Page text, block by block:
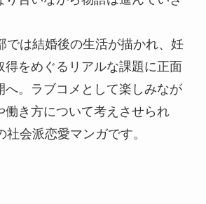
では結婚後の生活が描かれ、妊
得をめぐるリアルな課題に正面
へ。ラブコメとして楽しみなが
働き方について考えさせられ
社会派恋愛マンガです。